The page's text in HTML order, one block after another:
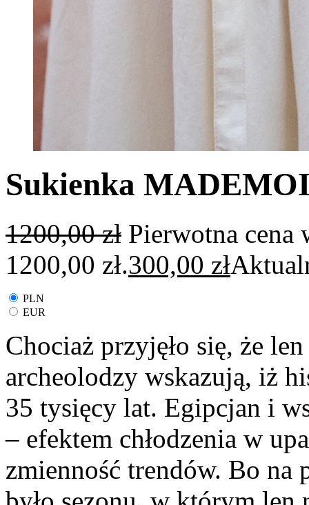
Sukienka
1200,00zł Pierwotna cena
1200,00 zł.300,00 zł
PLN
EUR
Chociaż przyjęło się, że
archeolodzy wskazują, iż
35 tysięcy lat. Egipcjan i
– efektem chłodzenia w
zmienność trendów. Bo na